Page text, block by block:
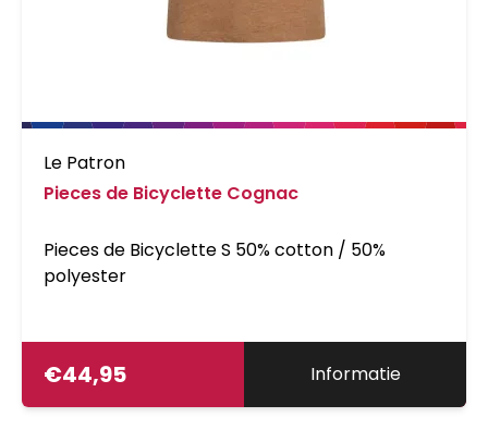
Le Patron
Pieces de Bicyclette Cognac
Pieces de Bicyclette S 50% cotton / 50%
polyester
€44,95 Informatie